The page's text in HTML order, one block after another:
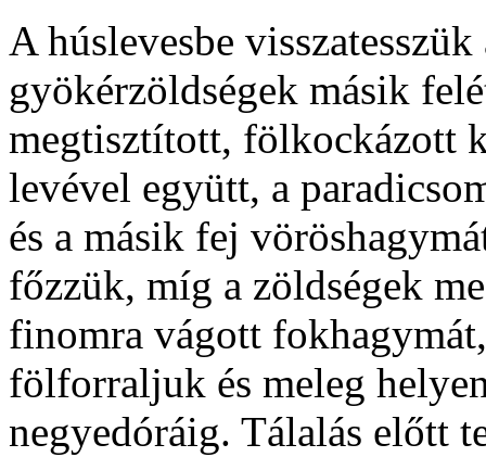
A húslevesbe
gyökérzöldségek másik
megtisztított, fölkockázott
levével együtt, a
és a másik fej
főzzük, míg a zöldségek
finomra vágott
fölforraljuk és meleg
negyedóráig. Tálalás előtt